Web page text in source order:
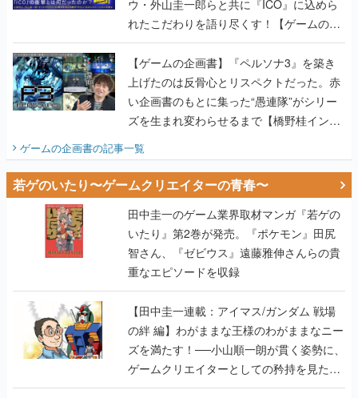
ウ・外山圭一郎らと共に『ICO』に込めら
れたこだわりを語り尽くす！【ゲームの企
画書】
【ゲームの企画書】『ペルソナ3』を築き
上げたのは反骨心とリスペクトだった。赤
い企画書のもとに集った“愚連隊”がシリー
ズを生まれ変わらせるまで【橋野桂インタ
ゲームの企画書の記事一覧
若ゲのいたり〜ゲームクリエイターの青春〜
田中圭一のゲーム業界取材マンガ『若ゲの
いたり』第2巻が発売。『ポケモン』田尻
智さん、『ゼビウス』遠藤雅伸さんらの貴
重なエピソードを収録
【田中圭一連載：アイマス/ガンダム 戦場
の絆 編】わがままな王様のわがままなニー
ズを満たす！──小山順一朗が貫く姿勢に、
ゲームクリエイターとしての矜持を見た
【若ゲのいたり最終回】